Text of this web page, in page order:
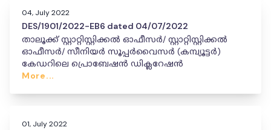
04, July 2022
DES/1901/2022-EB6 dated 04/07/2022
താലൂക്ക് സ്റ്റാറ്റിസ്റ്റിക്കൽ ഓഫീസർ/ സ്റ്റാറ്റിസ്റ്റിക്കൽ
ഓഫീസർ/ സീനിയർ സൂപ്പർവൈസർ (കമ്പ്യൂട്ടർ)
കേഡറിലെ പ്രൊബേഷൻ ഡിക്ലറേഷൻ
More...
01, July 2022